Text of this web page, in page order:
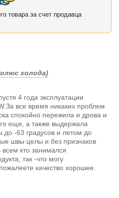
товара за счет продавца
холода)
4 года эксплуатации
все время никаких проблем
спокойно пережила и дрова и
еще, а также выдержала
до -63 градусов и летом до
швы целы и без признаков
кто занимался
так -что могу
качество хорошее.